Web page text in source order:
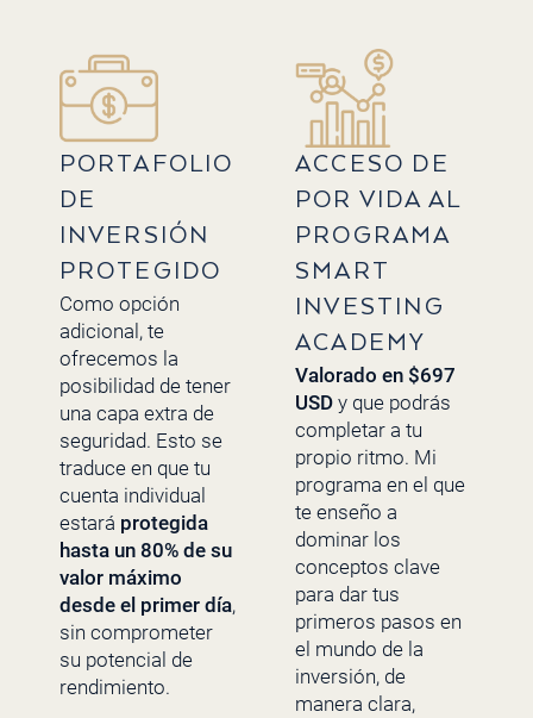
PORTAFOLIO
DE
INVERSIÓN
PROTEGIDO
Como opción
adicional, te
ofrecemos la
posibilidad de tener
una capa extra de
seguridad. Esto se
traduce en que tu
cuenta individual
estará protegida
hasta un 80% de su
valor máximo
desde el primer día,
sin comprometer
su potencial de
rendimiento.
ACCESO DE
POR VIDA AL
PROGRAMA
SMART
INVESTING
ACADEMY
Valorado en $697
USD y que podrás
completar a tu
propio ritmo. Mi
programa en el que
te enseño a
dominar los
conceptos clave
para dar tus
primeros pasos en
el mundo de la
inversión, de
manera clara,